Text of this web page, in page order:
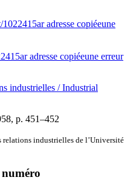
1022415aradresse copiéeune
adresse copiéeune erreur
industrielles / Industrial
, p. 451–452
relations industrielles de l’Université
numéro